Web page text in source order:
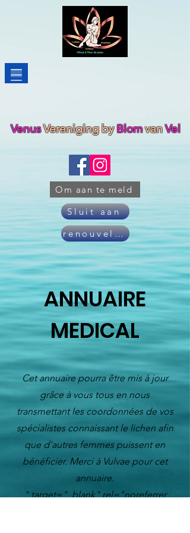
VenusVerenigingby BlomvanVel
Om aan te meld
Sluit aan
renouveler son adhésion
ANNUAIRE
MEDICAL
Cet annuaire pourra être mis à jour
grâce à vous tous en nous
transmettant les coordonnées de vos
spécialistes connaissant le lichen afin
que d'autres femmes puissent en
bénéficier. Merci à Vulvae pour cet
annuaire.
" target="_blank" rel="noreferrer